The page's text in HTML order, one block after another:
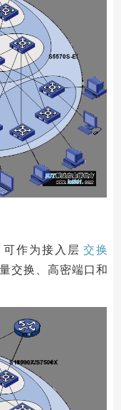
可作为接入层 交换
交换、高密端口和